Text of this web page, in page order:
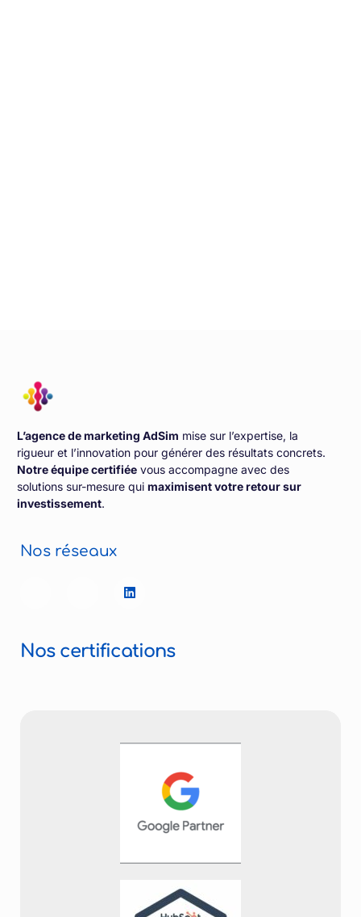
L’agence de marketing AdSim mise sur l’expertise, la
rigueur et l’innovation pour générer des résultats concrets.
Notre équipe certifiée vous accompagne avec des
solutions sur-mesure qui maximisent votre retour sur
investissement.
Nos réseaux
Nos certifications